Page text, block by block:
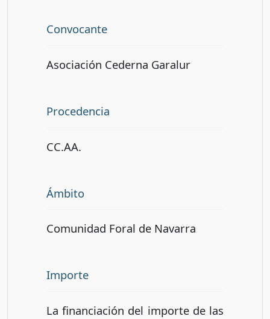
Convocante
Asociación Cederna Garalur
Procedencia
CC.AA.
Ámbito
Comunidad Foral de Navarra
Importe
La financiación del importe de las